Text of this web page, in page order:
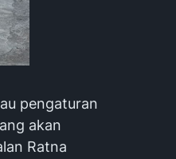
pengaturan
akan
Ratna